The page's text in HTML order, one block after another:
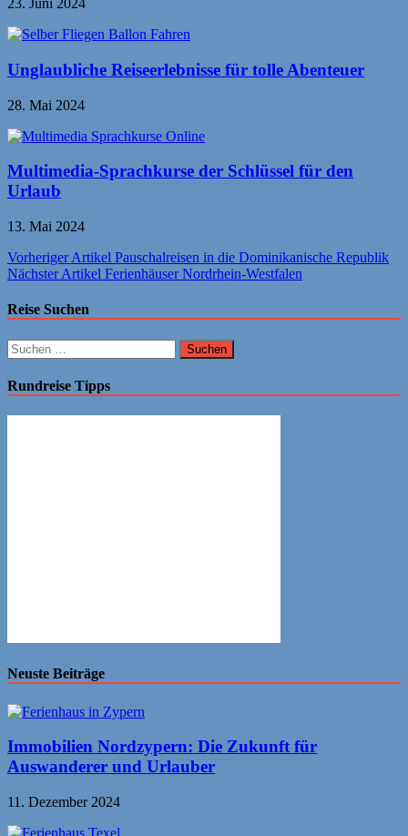
23. Juni 2024
Unglaubliche Reiseerlebnisse für tolle Abenteuer
28. Mai 2024
Multimedia-Sprachkurse der Schlüssel für den
Urlaub
13. Mai 2024
Beitragsnavigation
Vorheriger Artikel Pauschalreisen in die Dominikanische Republik
Nächster Artikel Ferienhäuser Nordrhein-Westfalen
Reise Suchen
Suchen
nach:
Rundreise Tipps
Neuste Beiträge
Immobilien Nordzypern: Die Zukunft für
Auswanderer und Urlauber
11. Dezember 2024